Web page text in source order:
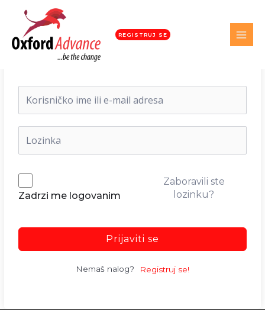
REGISTRUJ SE
Dobrodošli nazad!
Zadrzi me logovanim
Zaboravili ste
lozinku?
Prijaviti se
Nemaš nalog? Registruj se!